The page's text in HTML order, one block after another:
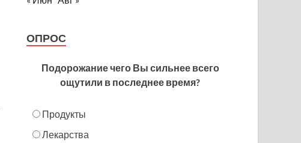
ОПРОС
Подорожание чего Вы сильнее всего
ощутили в последнее время?
Продукты
Лекарства